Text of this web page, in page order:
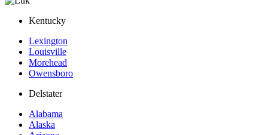
Kentucky
Lexington
Louisville
Morehead
Owensboro
Delstater
Alabama
Alaska